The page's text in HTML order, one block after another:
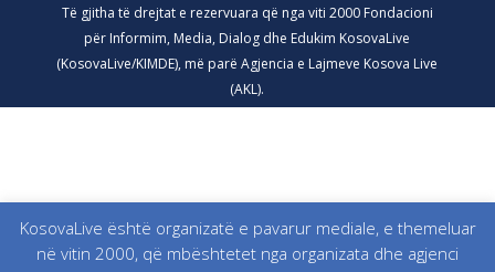
Të gjitha të drejtat e rezervuara që nga viti 2000 Fondacioni
për Informim, Media, Dialog dhe Edukim KosovaLive
(KosovaLive/KIMDE), më parë Agjencia e Lajmeve Kosova Live
(AKL).
KosovaLive është organizatë e pavarur mediale, e themeluar
në vitin 2000, që mbështetet nga organizata dhe agjenci